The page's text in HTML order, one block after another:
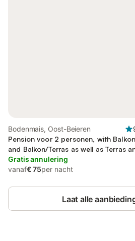
Bodenmais, Oost-Beieren
Pension voor 2 personen, with Balkon
and Balkon/Terras as well as Terras
Tuin
Gratis annulering
vanaf€ 75per nacht
Laat alle